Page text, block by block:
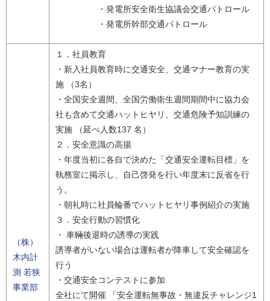
・発電所安全衛生協議会交通パトロール
・発電所幹部交通パトロール
（株）
木内計
測 若狭
事業部
１．社員教育
・新入社員教育時に交通安全、交通マナー教育の実
施 （3名）
・全国安全週間、全国労働衛生週間期間中に協力会
社も含めて交通ハットヒヤリ、交通危険予知訓練の
実施 （延べ人数137 名）
２．安全意識の高揚
・年度当初に各自で決めた「交通安全運転目標」を
執務室に掲示し、自己啓発を行い年度末に反省を行
う。
・朝礼時に社員輪番でハットヒヤリ事例紹介の実施
３．安全行動の習慣化
・ 車輛後退時の誘導の実践
誘導者がいない場合は運転者が降車して安全確認を
行う
・交通安全コンテストに参加
全社にて開催 「安全運転無事故・無違反チャレンジ1